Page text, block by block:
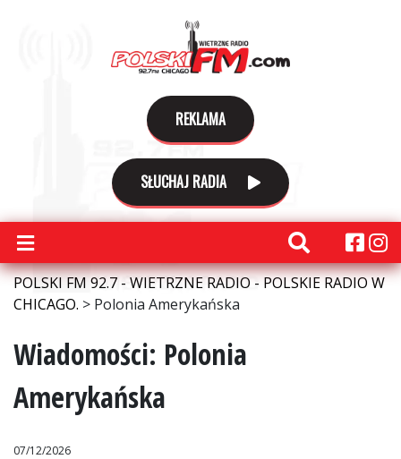
REKLAMA
SŁUCHAJ RADIA
POLSKI FM 92.7 - WIETRZNE RADIO - POLSKIE RADIO W
CHICAGO. > Polonia Amerykańska
Wiadomości: Polonia
Amerykańska
07/12/2026